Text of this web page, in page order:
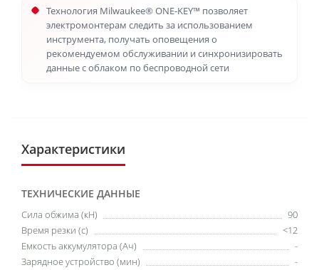
Технология Milwaukee® ONE-KEY™ позволяет
электромонтерам следить за использованием
инструмента, получать оповещения о
рекомендуемом обслуживании и синхронизировать
данные с облаком по беспроводной сети
Характеристики
ТЕХНИЧЕСКИЕ ДАННЫЕ
Cила обжима (кН)
90
Время резки (с)
<12
Емкость аккумулятора (Ач)
-
Зарядное устройство (мин)
-